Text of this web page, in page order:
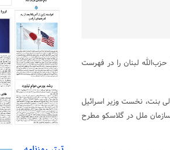
لبنان را در فهرست
بنت، نخست وزیر اسرائیل
ملل در گلاسکو مطرح